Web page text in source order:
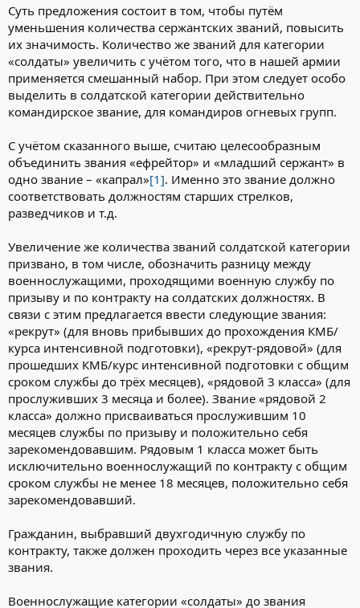
Суть предложения состоит в том, чтобы путём
уменьшения количества сержантских званий, повысить
их значимость. Количество же званий для категории
«солдаты» увеличить с учётом того, что в нашей армии
применяется смешанный набор. При этом следует особо
выделить в солдатской категории действительно
командирское звание, для командиров огневых групп.
С учётом сказанного выше, считаю целесообразным
объединить звания «ефрейтор» и «младший сержант» в
одно звание – «капрал»[1]. Именно это звание должно
соответствовать должностям старших стрелков,
разведчиков и т.д.
Увеличение же количества званий солдатской категории
призвано, в том числе, обозначить разницу между
военнослужащими, проходящими военную службу по
призыву и по контракту на солдатских должностях. В
связи с этим предлагается ввести следующие звания:
«рекрут» (для вновь прибывших до прохождения КМБ/
курса интенсивной подготовки), «рекрут-рядовой» (для
прошедших КМБ/курс интенсивной подготовки с общим
сроком службы до трёх месяцев), «рядовой 3 класса» (для
прослуживших 3 месяца и более). Звание «рядовой 2
класса» должно присваиваться прослужившим 10
месяцев службы по призыву и положительно себя
зарекомендовавшим. Рядовым 1 класса может быть
исключительно военнослужащий по контракту с общим
сроком службы не менее 18 месяцев, положительно себя
зарекомендовавший.
Гражданин, выбравший двухгодичную службу по
контракту, также должен проходить через все указанные
звания.
Военнослужащие категории «солдаты» до звания